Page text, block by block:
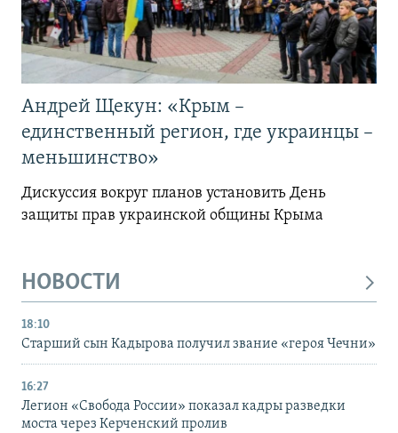
Андрей Щекун: «Крым –
единственный регион, где украинцы –
меньшинство»
Дискуссия вокруг планов установить День
защиты прав украинской общины Крыма
НОВОСТИ
18:10
Старший сын Кадырова получил звание «героя Чечни»
16:27
Легион «Свобода России» показал кадры разведки
моста через Керченский пролив